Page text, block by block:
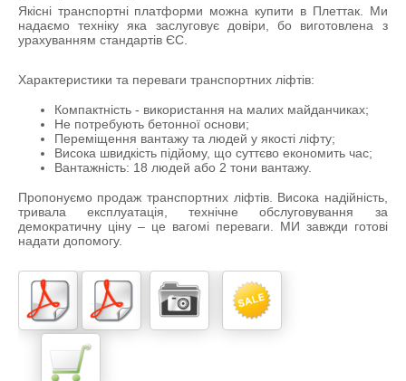
Якісні транспортні платформи можна купити в Плеттак. Ми
надаємо техніку яка заслуговує довіри, бо виготовлена з
урахуванням стандартів ЄС.
Характеристики та переваги транспортних ліфтів:
Компактність - використання на малих майданчиках;
Не потребують бетонної основи;
Переміщення вантажу та людей у якості ліфту;
Висока швидкість підйому, що суттєво економить час;
Вантажність: 18 людей або 2 тони вантажу.
Пропонуємо продаж транспортних ліфтів. Висока надійність,
тривала експлуатація, технічне обслуговування за
демократичну ціну – це вагомі переваги. МИ завжди готові
надати допомогу.